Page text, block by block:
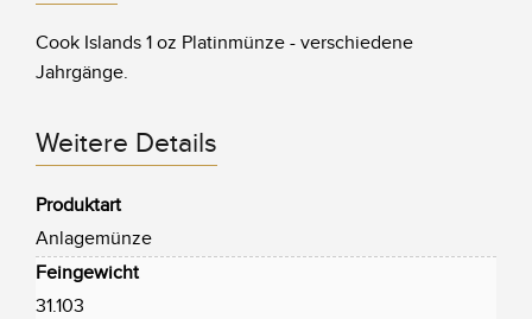
Cook Islands 1 oz Platinmünze - verschiedene
Jahrgänge.
Weitere Details
Produktart
Anlagemünze
Feingewicht
31.103